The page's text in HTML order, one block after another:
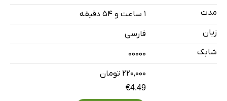
مدت
۱ ساعت و ۵۴ دقیقه
زبان
فارسی
شابک
00000
۲۲۰,۰۰۰ تومان
€4.49